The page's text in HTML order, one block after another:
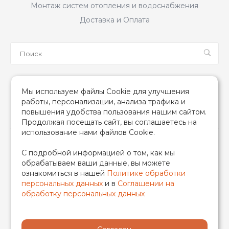
Монтаж систем отопления и водоснабжения
Доставка и Оплата
2026 © TIM (ТИМ) Инженерная сантехника, Все права
защищены
ИП Гончаренко Надежда Николаевна
500708528433/319500700011740
Мы используем файлы Cookie для улучшения
работы, персонализации, анализа трафика и
повышения удобства пользования нашим сайтом.
Продолжая посещать сайт, вы соглашаетесь на
использование нами файлов Cookie.
С подробной информацией о том, как мы
обрабатываем ваши данные, вы можете
ознакомиться в нашей Политике обработки
персональных данных и в Соглашении на
обработку персональных данных